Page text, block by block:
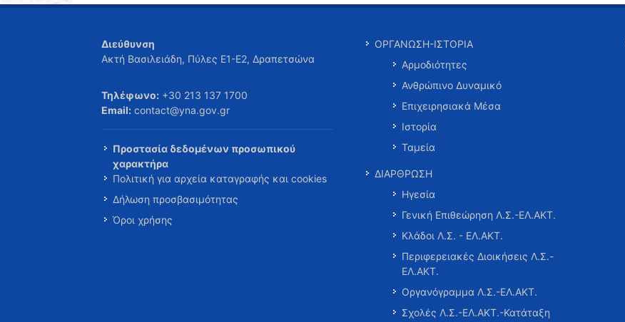
Διεύθυνση
Ακτή Βασιλειάδη, Πύλες Ε1-Ε2, Δραπετσώνα
Τηλέφωνο: +30 213 137 1700
Email: contact@yna.gov.gr
Προστασία δεδομένων προσωπικού
χαρακτήρα
Πολιτική για αρχεία καταγραφής και cookies
Δήλωση προσβασιμότητας
Όροι χρήσης
ΟΡΓΑΝΩΣΗ-ΙΣΤΟΡΙΑ
Αρμοδιότητες
Ανθρώπινο Δυναμικό
Επιχειρησιακά Μέσα
Ιστορία
Ταμεία
ΔΙΑΡΘΡΩΣΗ
Ηγεσία
Γενική Επιθεώρηση Λ.Σ.-ΕΛ.ΑΚΤ.
Κλάδοι Λ.Σ. - ΕΛ.ΑΚΤ.
Περιφερειακές Διοικήσεις Λ.Σ.-
ΕΛ.ΑΚΤ.
Οργανόγραμμα Λ.Σ.-ΕΛ.ΑΚΤ.
Σχολές Λ.Σ.-ΕΛ.ΑΚΤ.-Κατάταξη